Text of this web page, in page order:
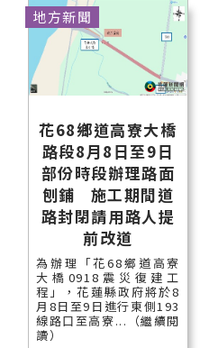
花68鄉道高寮大橋
路段8月8日至9日
部份時段辦理路面
刨鋪 施工期間道
路封閉請用路人提
前改道
為辦理「花68鄉道高寮
大橋0918震災復建工
程」，花蓮縣政府將於8
月8日至9日進行東側193
線路口至高寮...（繼續閱
讀）
地方新聞